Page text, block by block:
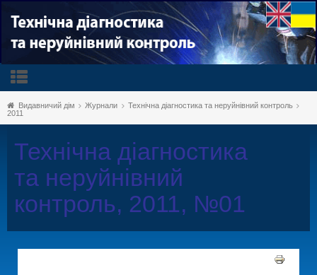
Видавничий дім Журнали
Технічна діагностика та неруйнівний контроль
2011
Технічна діагностика
та неруйнівний
контроль, 2011, №01